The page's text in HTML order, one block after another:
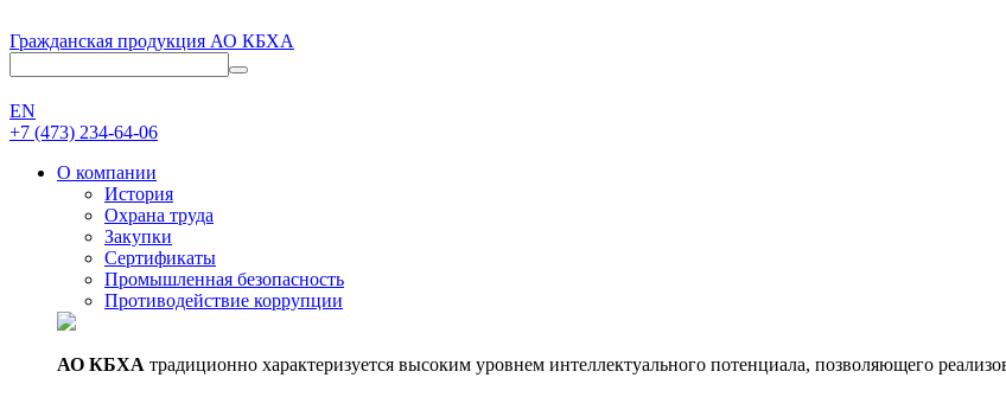
Гражданская продукция АО КБХА
EN
+7 (473) 234-64-06
О компании
История
Охрана труда
Закупки
Сертификаты
Промышленная безопасность
Противодействие коррупции
АО КБХА традиционно характеризуется высоким уровнем интеллектуального потенциала, позволяющего